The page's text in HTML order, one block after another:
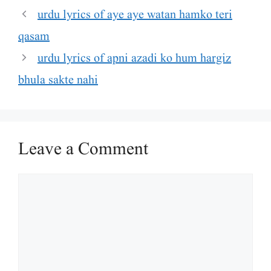
urdu lyrics of aye aye watan hamko teri
qasam
urdu lyrics of apni azadi ko hum hargiz
bhula sakte nahi
Leave a Comment